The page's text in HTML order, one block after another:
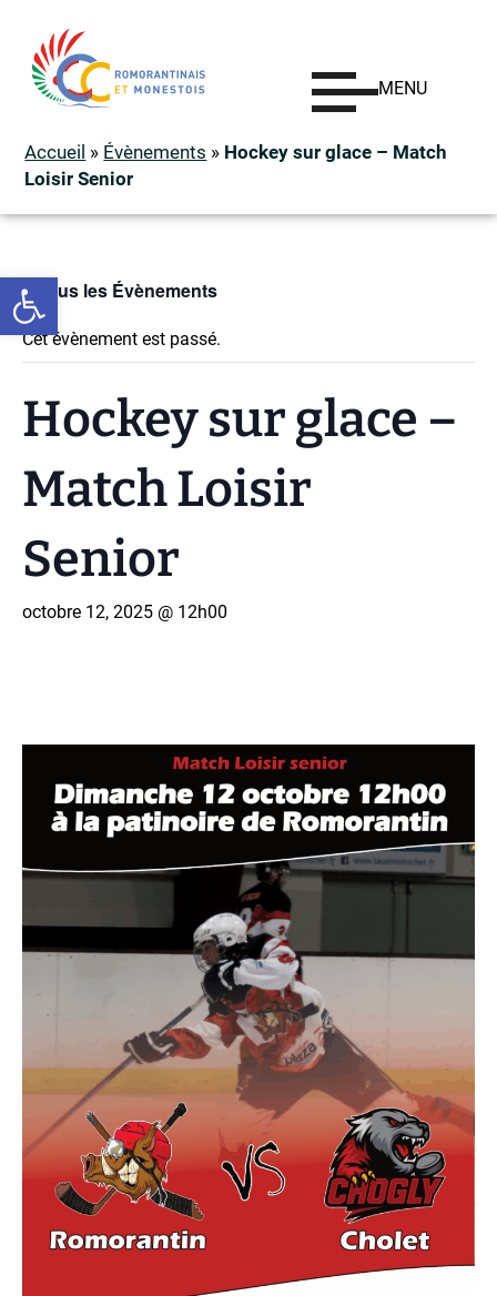
Ouvrir la barre d’outils
MENU
Accueil » Évènements » Hockey sur glace – Match
Loisir Senior
« Tous les Évènements
Cet évènement est passé.
Hockey sur glace –
Match Loisir
Senior
octobre 12, 2025 @ 12h00